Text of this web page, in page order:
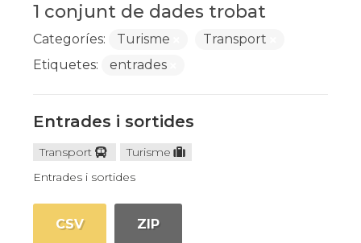
1 conjunt de dades trobat
Categoríes: Turisme
Transport
Etiquetes:
entrades
Entrades i sortides
Transport
Turisme
Entrades i sortides
CSV ZIP